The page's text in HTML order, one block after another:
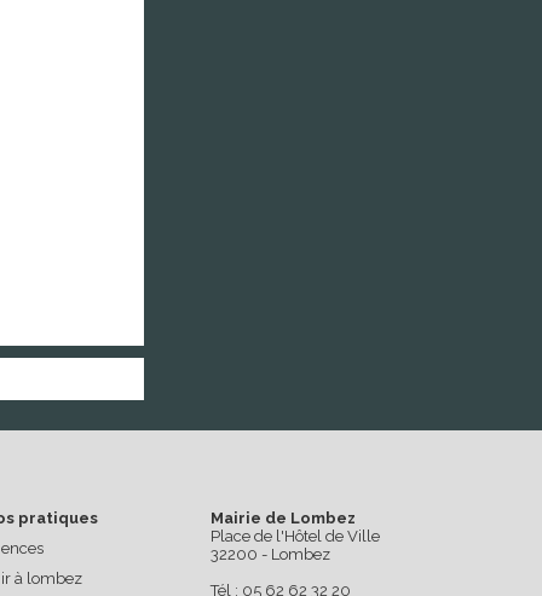
pratiques
à lombez
Mairie de Lombez
Place de l'Hôtel de Ville
32200 - Lombez
Tél : 05 62 62 32 20